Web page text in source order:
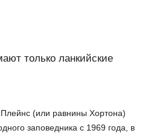
только ланкийские
(или равнины Хортона)
заповедника с 1969 года, в